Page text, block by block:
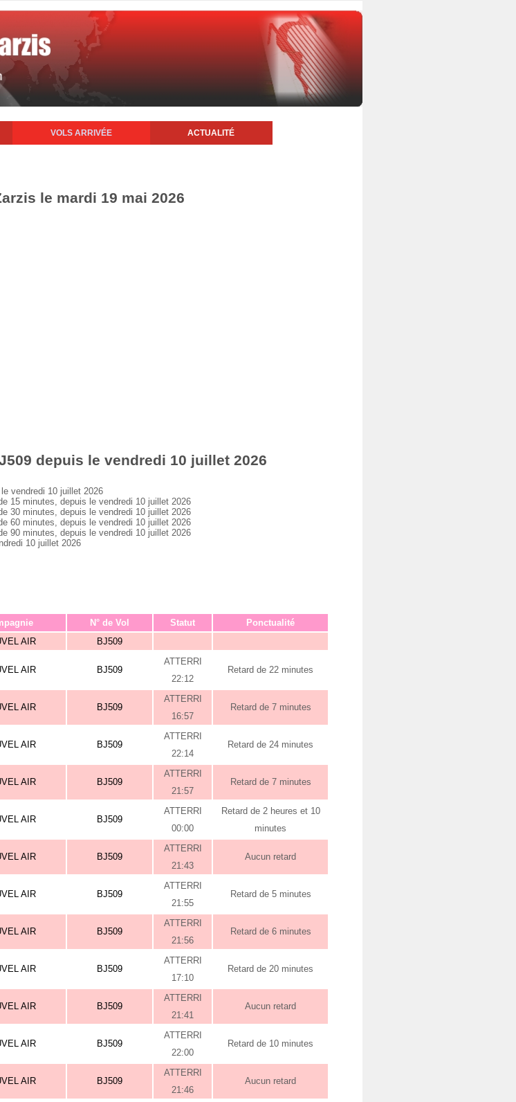
VOLS ARRIVÉE ACTUALITÉ
le mardi 19 mai 2026
depuis le vendredi 10 juillet 2026
vendredi 10 juillet 2026
15 minutes, depuis le vendredi 10 juillet 2026
30 minutes, depuis le vendredi 10 juillet 2026
60 minutes, depuis le vendredi 10 juillet 2026
90 minutes, depuis le vendredi 10 juillet 2026
10 juillet 2026
N° de Vol Statut
Ponctualité
AIR BJ509
AIR BJ509
ATTERRI
22:12
Retard de 22 minutes
AIR BJ509
ATTERRI
16:57
Retard de 7 minutes
AIR BJ509
ATTERRI
22:14
Retard de 24 minutes
AIR BJ509
ATTERRI
21:57
Retard de 7 minutes
AIR BJ509
ATTERRI
00:00
Retard de 2 heures et 10
minutes
AIR BJ509
ATTERRI
21:43
Aucun retard
AIR BJ509
ATTERRI
21:55
Retard de 5 minutes
AIR BJ509
ATTERRI
21:56
Retard de 6 minutes
AIR BJ509
ATTERRI
17:10
Retard de 20 minutes
AIR BJ509
ATTERRI
21:41
Aucun retard
AIR BJ509
ATTERRI
22:00
Retard de 10 minutes
AIR BJ509
ATTERRI
21:46
Aucun retard